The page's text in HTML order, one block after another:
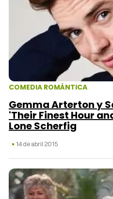
COMEDIA ROMÁNTICA
Gemma Arterton y
'Their Finest Hour
Lone Scherfig
14 de abril 2015